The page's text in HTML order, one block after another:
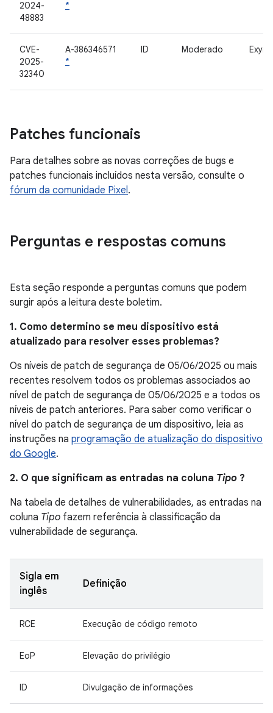
2024-
48883
*
CVE-
2025-
32340
A-386346571
*
ID Moderado
Patches funcionais
Para detalhes sobre as novas correções de bugs e
patches funcionais incluídos nesta versão, consulte o
fórum da comunidade Pixel.
Perguntas e respostas comuns
Esta seção responde a perguntas comuns que podem
surgir após a leitura deste boletim.
1. Como determino se meu dispositivo está
atualizado para resolver esses problemas?
Os níveis de patch de segurança de 05/06/2025 ou mais
recentes resolvem todos os problemas associados ao
nível de patch de segurança de 05/06/2025 e a todos os
níveis de patch anteriores. Para saber como verificar o
nível do patch de segurança de um dispositivo, leia as
instruções na programação de atualização do dispositivo
do Google.
2. O que significam as entradas na coluna Tipo ?
Na tabela de detalhes de vulnerabilidades, as entradas na
coluna Tipo fazem referência à classificação da
vulnerabilidade de segurança.
Sigla em
inglês
Definição
RCE Execução de código remoto
EoP Elevação do privilégio
ID Divulgação de informações